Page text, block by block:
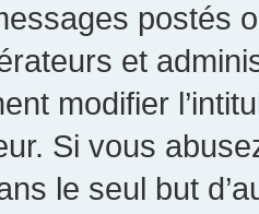
postés
et
modifier
Si vous
le seul but